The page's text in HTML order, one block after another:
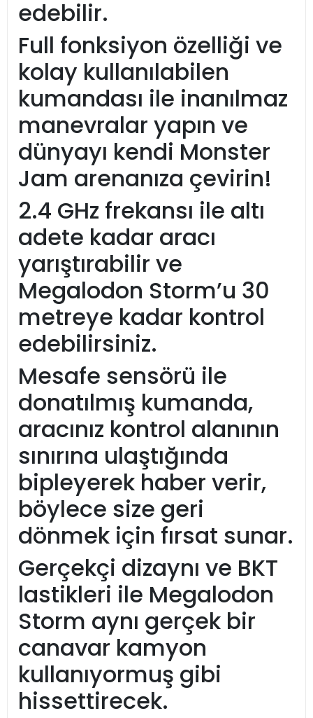
edebilir.
Full fonksiyon özelliği ve
kolay kullanılabilen
kumandası ile inanılmaz
manevralar yapın ve
dünyayı kendi Monster
Jam arenanıza çevirin!
2.4 GHz frekansı ile altı
adete kadar aracı
yarıştırabilir ve
Megalodon Storm’u 30
metreye kadar kontrol
edebilirsiniz.
Mesafe sensörü ile
donatılmış kumanda,
aracınız kontrol alanının
sınırına ulaştığında
bipleyerek haber verir,
böylece size geri
dönmek için fırsat sunar.
Gerçekçi dizaynı ve BKT
lastikleri ile Megalodon
Storm aynı gerçek bir
canavar kamyon
kullanıyormuş gibi
hissettirecek.